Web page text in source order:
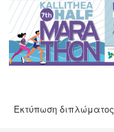
Αγώνες
Διοργάνωση
Εθελοντισμός
Αποτελέσματα
Εκτύπωση διπλώματος